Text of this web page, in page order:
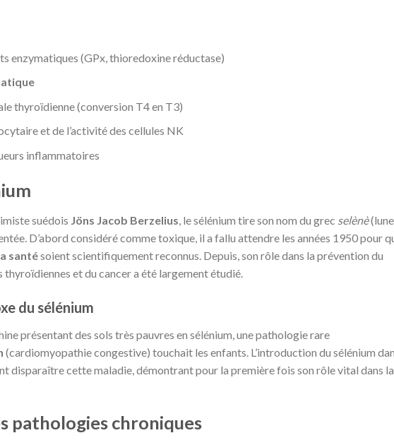
enzymatiques (GPx, thioredoxine réductase)
thyroïdienne (conversion T4 en T3)
et de l’activité des cellules NK
inflammatoires
suédois Jöns Jacob Berzelius , le sélénium tire son nom du grec selènè
D’abord considéré comme toxique, il a fallu attendre les années 1950 pour
santésoient scientifiquement reconnus. Depuis, son rôle dans la prévention du
et du cancer a été largement étudié.
du sélénium
présentant des sols très pauvres en sélénium, une pathologie rare
(cardiomyopathie congestive) touchait les enfants. L’introduction du sélénium
disparaître cette maladie, démontrant pour la première fois son rôle vital dans la
pathologies chroniques